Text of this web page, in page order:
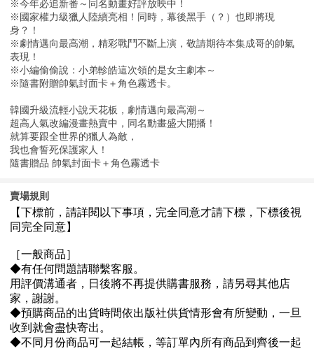
※今年必追新番～同名動畫好評放映中！
※國家權力級獵人陸續亮相！同時，幕後黑手（？）也即將現
身？！
※劇情邁向最高潮，精彩戰鬥不斷上演，敬請期待本集成哥的帥氣
表現！
※小編偷偷說：小弟軫皓這次領的是女主劇本～
※隨書附贈帥氣封面卡＋角色霧透卡。
韓國升級流輕小說天花板，劇情邁向最高潮～
超高人氣改編漫畫熱賣中，同名動畫盛大開播！
就算要跟全世界的獵人為敵，
我也會誓死保護家人！
隨書贈品 帥氣封面卡＋角色霧透卡
賣場規則